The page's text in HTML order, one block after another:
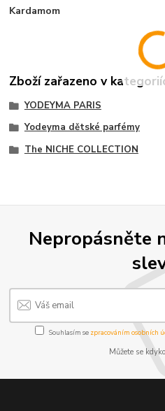
Kardamom
Zboží zařazeno v
YODEYMA PARIS
Yodeyma dětské parfémy
The NICHE COLLECTION
Nepropásněte
Souhlasím se zpracováním osobních
Můžete se